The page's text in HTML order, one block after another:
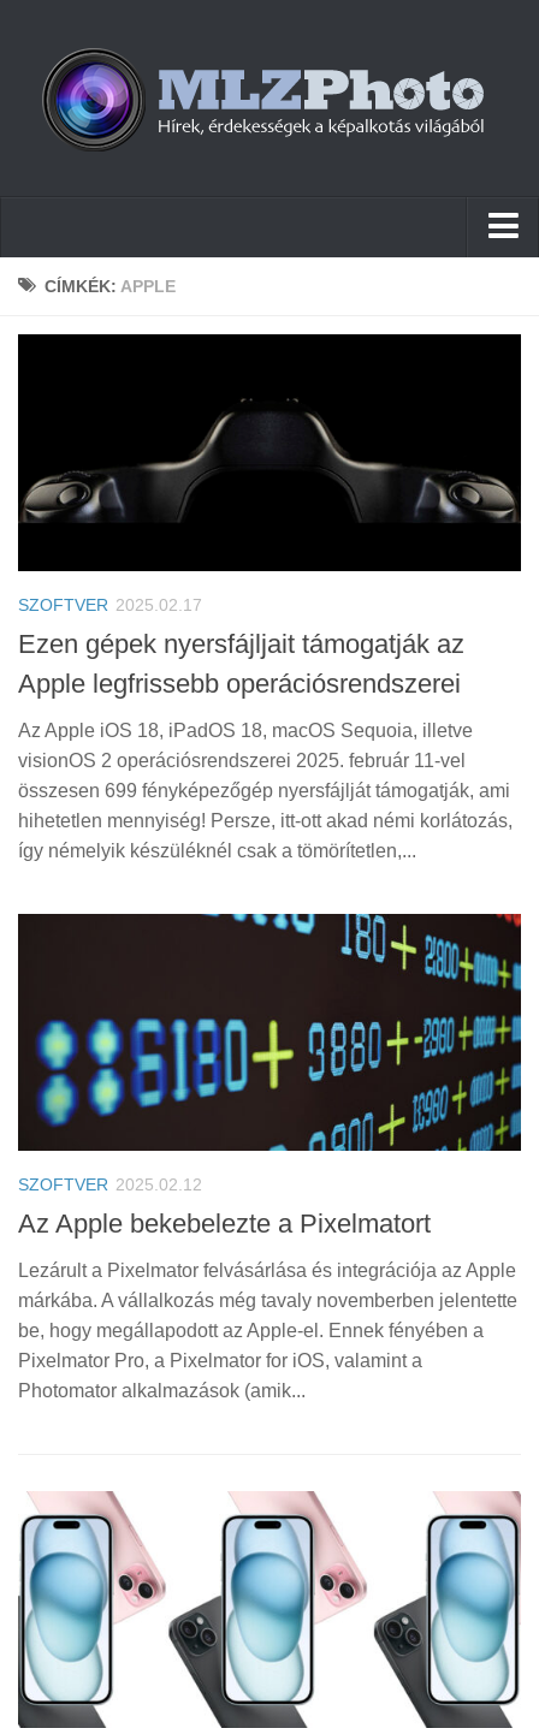
Hírek
Tudástár
Helyszíni Riport
E-BB
CÍMKÉK: APPLE
SZOFTVER 2025.02.17
Ezen gépek nyersfájljait támogatják az
Apple legfrissebb operációsrendszerei
Az Apple iOS 18, iPadOS 18, macOS Sequoia, illetve
visionOS 2 operációsrendszerei 2025. február 11-vel
összesen 699 fényképezőgép nyersfájlját támogatják, ami
hihetetlen mennyiség! Persze, itt-ott akad némi korlátozás,
így némelyik készüléknél csak a tömörítetlen,...
SZOFTVER 2025.02.12
Az Apple bekebelezte a Pixelmatort
Lezárult a Pixelmator felvásárlása és integrációja az Apple
márkába. A vállalkozás még tavaly novemberben jelentette
be, hogy megállapodott az Apple-el. Ennek fényében a
Pixelmator Pro, a Pixelmator for iOS, valamint a
Photomator alkalmazások (amik...